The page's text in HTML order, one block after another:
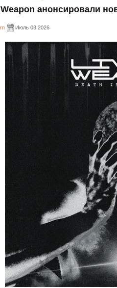
анонсировали
Июль 03 2026